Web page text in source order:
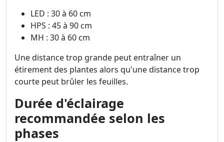
LED : 30 à 60 cm
HPS : 45 à 90 cm
MH : 30 à 60 cm
Une distance trop grande peut entraîner un
étirement des plantes alors qu'une distance trop
courte peut brûler les feuilles.
Durée d'éclairage
recommandée selon les
phases